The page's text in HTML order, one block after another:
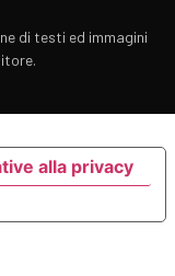
di testi ed immagini
alla privacy